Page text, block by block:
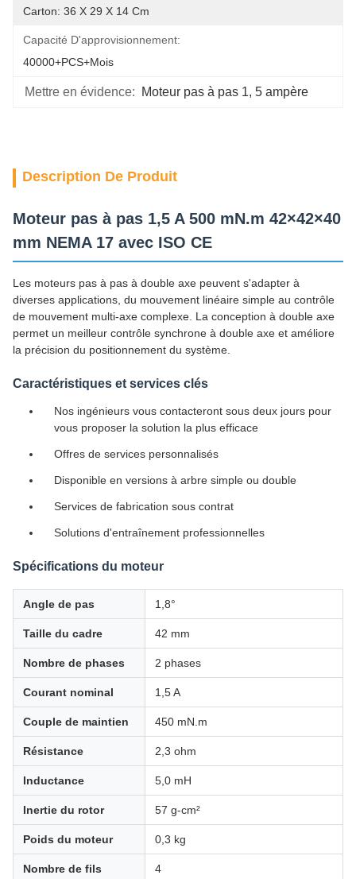
Carton: 36 X 29 X 14 Cm
Capacité D'approvisionnement:
40000+PCS+mois
Mettre en évidence: Moteur pas à pas 1, 5 ampère
Description De Produit
Moteur pas à pas 1,5 A 500 mN.m 42×42×40
mm NEMA 17 avec ISO CE
Les moteurs pas à pas à double axe peuvent s'adapter à
diverses applications, du mouvement linéaire simple au contrôle
de mouvement multi-axe complexe. La conception à double axe
permet un meilleur contrôle synchrone à double axe et améliore
la précision du positionnement du système.
Caractéristiques et services clés
Nos ingénieurs vous contacteront sous deux jours pour
vous proposer la solution la plus efficace
Offres de services personnalisés
Disponible en versions à arbre simple ou double
Services de fabrication sous contrat
Solutions d'entraînement professionnelles
Spécifications du moteur
Angle de pas 1,8°
Taille du cadre 42 mm
Nombre de phases 2 phases
Courant nominal 1,5 A
Couple de maintien 450 mN.m
Résistance 2,3 ohm
Inductance 5,0 mH
Inertie du rotor 57 g-cm²
Poids du moteur 0,3 kg
Nombre de fils 4